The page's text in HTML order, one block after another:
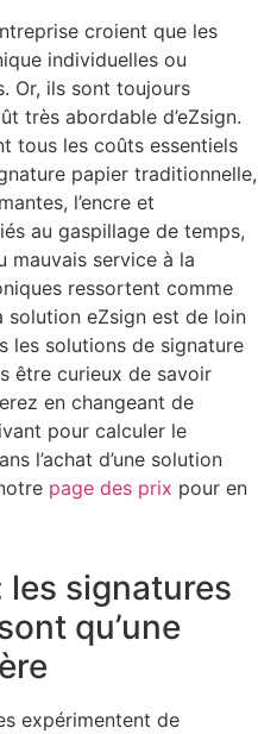
croient que les
individuelles ou
Or, ils sont toujours
très abordable d’eZsign.
tous les coûts essentiels
papier traditionnelle,
l’encre et
au gaspillage de temps,
service à la
ressortent comme
solution eZsign est de loin
les solutions de signature
être curieux de savoir
en changeant de
pour calculer le
l’achat d’une solution
page des prix pour en
les signatures
qu’une
expérimentent de